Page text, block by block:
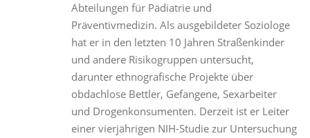
Abteilungen für Pädiatrie und
Präventivmedizin. Als ausgebildeter Soziologe
hat er in den letzten 10 Jahren Straßenkinder
und andere Risikogruppen untersucht,
darunter ethnografische Projekte über
obdachlose Bettler, Gefangene, Sexarbeiter
und Drogenkonsumenten. Derzeit ist er Leiter
einer vierjährigen NIH-Studie zur Untersuchung